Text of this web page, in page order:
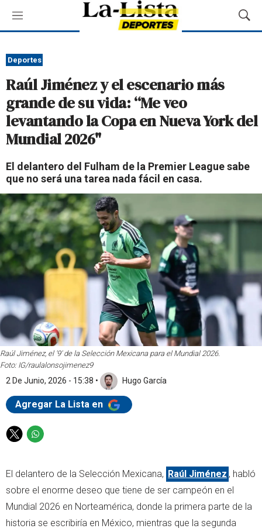
M
e
ú
M
o
ú
e
a
Deportes
Raúl Jiménez y el escenario más
grande de su vida: “Me veo
levantando la Copa en Nueva York del
Mundial 2026"
El delantero del Fulham de la Premier League sabe
que no será una tarea nada fácil en casa.
Raúl Jiménez, el '9' de la Selección Mexicana para el Mundial 2026.
Foto: IG/raulalonsojimenez9
2 De Junio, 2026 - 15:38 • Hugo García
Agregar La Lista en
T
t
t
r
W
t
s
a
p
p
El delantero de la Selección Mexicana, Raúl Jiménez , habló
sobre el enorme deseo que tiene de ser campeón en el
Mundial 2026 en Norteamérica, donde la primera parte de la
historia se escribiría en México, mientras que la segunda